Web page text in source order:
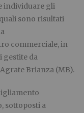
individuare gli
sono risultati
commerciale, in
gestite da
Brianza (MB).
sottoposti a